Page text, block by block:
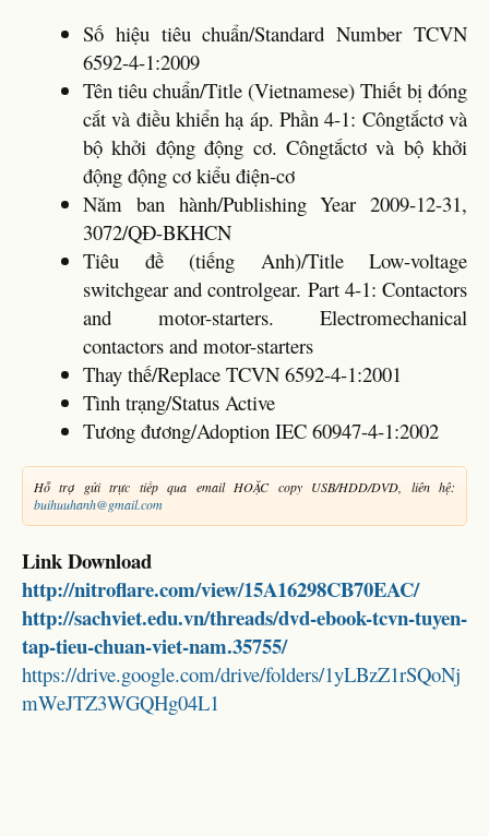
Số hiệu tiêu chuẩn/Standard Number TCVN
6592-4-1:2009
Tên tiêu chuẩn/Title (Vietnamese) Thiết bị đóng
cắt và điều khiển hạ áp. Phần 4-1: Côngtắctơ và
bộ khởi động động cơ. Côngtắctơ và bộ khởi
động động cơ kiểu điện-cơ
Năm ban hành/Publishing Year 2009-12-31,
3072/QĐ-BKHCN
Tiêu đề (tiếng Anh)/Title Low-voltage
switchgear and controlgear. Part 4-1: Contactors
and motor-starters. Electromechanical
contactors and motor-starters
Thay thế/Replace TCVN 6592-4-1:2001
Tình trạng/Status Active
Tương đương/Adoption IEC 60947-4-1:2002
Hỗ trợ gửi trực tiếp qua email HOẶC copy USB/HDD/DVD, liên hệ:
buihuuhanh@gmail.com
Link Download
http://nitroflare.com/view/15A16298CB70EAC/
http://sachviet.edu.vn/threads/dvd-ebook-tcvn-tuyen-
tap-tieu-chuan-viet-nam.35755/
https://drive.google.com/drive/folders/1yLBzZ1rSQoNj
mWeJTZ3WGQHg04L1